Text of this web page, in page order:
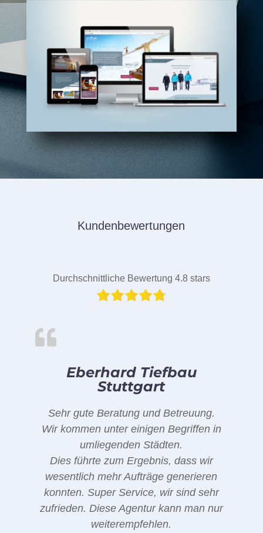
Kundenbewertungen
Durchschnittliche Bewertung 4.8 stars
Eberhard Tiefbau
Stuttgart
Sehr gute Beratung und Betreuung.
Wir kommen unter einigen Begriffen in
umliegenden Städten.
Dies führte zum Ergebnis, dass wir
wesentlich mehr Aufträge generieren
konnten. Super Service, wir sind sehr
zufrieden. Diese Agentur kann man nur
weiterempfehlen.